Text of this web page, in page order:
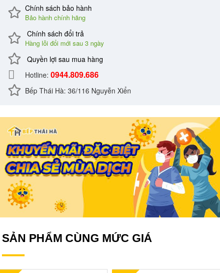
Chính sách bảo hành
Bảo hành chính hãng
Chính sách đổi trả
Hàng lỗi đổi mới sau 3 ngày
Quyền lợi sau mua hàng
Hotline: 0944.809.686
Bếp Thái Hà: 36/116 Nguyễn Xiển
SẢN PHẨM CÙNG MỨC GIÁ